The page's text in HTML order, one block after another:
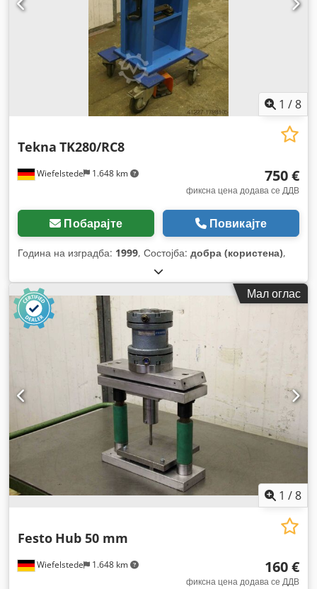
1 /8
Wiefelstede 1.648 km
Tekna TK280/RC8
750 €
фиксна цена додава се ДДВ
Побарајте Повикајте
Година на изградба: 1999, Состојба: добра (користена),
Мал оглас
1 /8
Wiefelstede 1.648 km
Festo Hub 50 mm
160 €
фиксна цена додава се ДДВ